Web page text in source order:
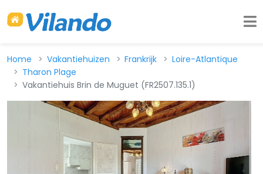
Home Vakantiehuizen Frankrijk
Loire-Atlantique
Tharon Plage
Vakantiehuis Brin de Muguet (FR2507.135.1)